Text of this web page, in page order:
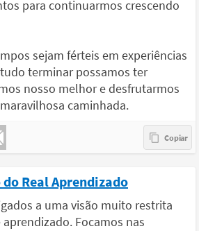
para continuarmos crescendo
sejam férteis em experiências
terminar possamos ter
nosso melhor e desfrutarmos
caminhada.
Real Aprendizado
a uma visão muito restrita
Focamos nas